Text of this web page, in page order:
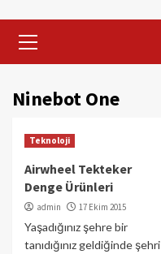
Menu
Ninebot One
Teknoloji
Airwheel Tekteker
Denge Ürünleri
admin 17 Ekim 2015
Yaşadığınız şehre bir
tanıdığınız geldiğinde şehri